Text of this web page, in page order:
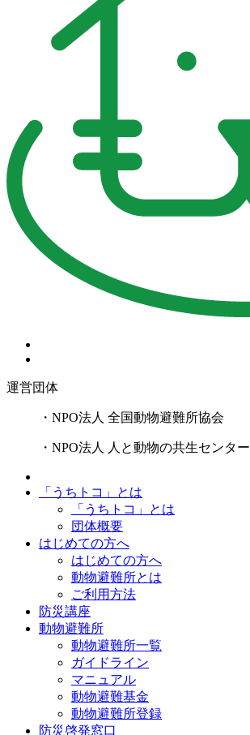
運営団体
・NPO法人 全国動物避難所協会
・NPO法人 人と動物の共生センター
「うちトコ」とは
「うちトコ」とは
団体概要
はじめての方へ
はじめての方へ
動物避難所とは
ご利用方法
防災講座
動物避難所
動物避難所一覧
ガイドライン
マニュアル
動物避難基金
動物避難所登録
防災啓発窓口